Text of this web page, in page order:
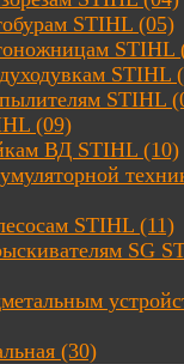
STIHL (05)
STIHL
STIHL
STIHL
(09)
ВД STIHL (10)
STIHL (11)
SG
(30)